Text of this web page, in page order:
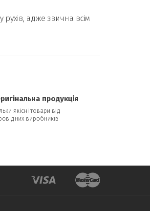
адже звична всім
продукція
якісні товари від
виробників